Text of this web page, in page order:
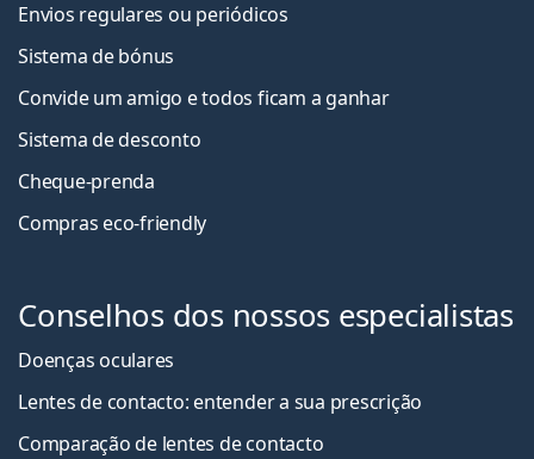
Envios regulares ou periódicos
Sistema de bónus
Convide um amigo e todos ficam a ganhar
Sistema de desconto
Cheque-prenda
Compras eco-friendly
Conselhos dos nossos especialistas
Doenças oculares
Lentes de contacto: entender a sua prescrição
Comparação de lentes de contacto